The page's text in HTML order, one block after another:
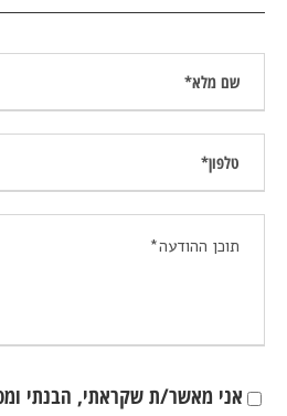
אני מאשר/ת שקראתי, הבנתי